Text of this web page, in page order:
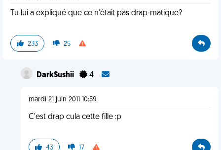
Tu lui a expliqué que ce n'était pas drap-matique?
233 25
DarkSushii 4
mardi 21 juin 2011 10:59
C'est drap cula cette fille :p
43 17